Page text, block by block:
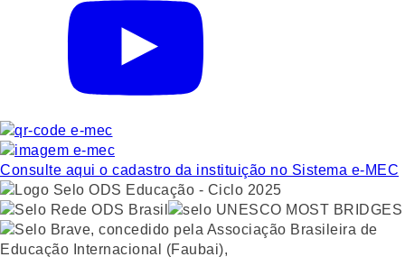
Consulte aqui o cadastro da instituição no Sistema e-MEC